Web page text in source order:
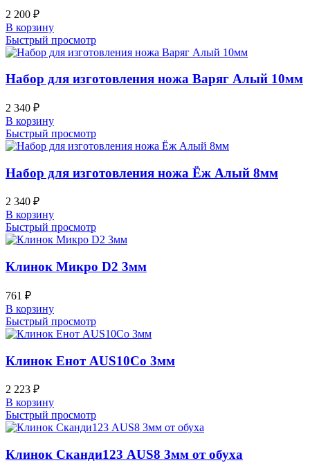
2 200 ₽
В корзину
Быстрый просмотр
Набор для изготовления ножа Варяг Алый 10мм
2 340 ₽
В корзину
Быстрый просмотр
Набор для изготовления ножа Ёж Алый 8мм
2 340 ₽
В корзину
Быстрый просмотр
Клинок Микро D2 3мм
761 ₽
В корзину
Быстрый просмотр
Клинок Енот AUS10Co 3мм
2 223 ₽
В корзину
Быстрый просмотр
Клинок Сканди123 AUS8 3мм от обуха